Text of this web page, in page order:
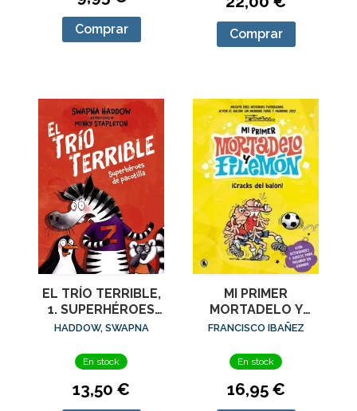
Comprar Comprar
EL TRÍO TERRIBLE,
1. SUPERHÉROES
DE PACOTILLA
HADDOW, SWAPNA
En stock
13,50 €
MI PRIMER
MORTADELO Y
FILEMON CRACKS
FRANCISCO IBAÑEZ
En stock
16,95 €